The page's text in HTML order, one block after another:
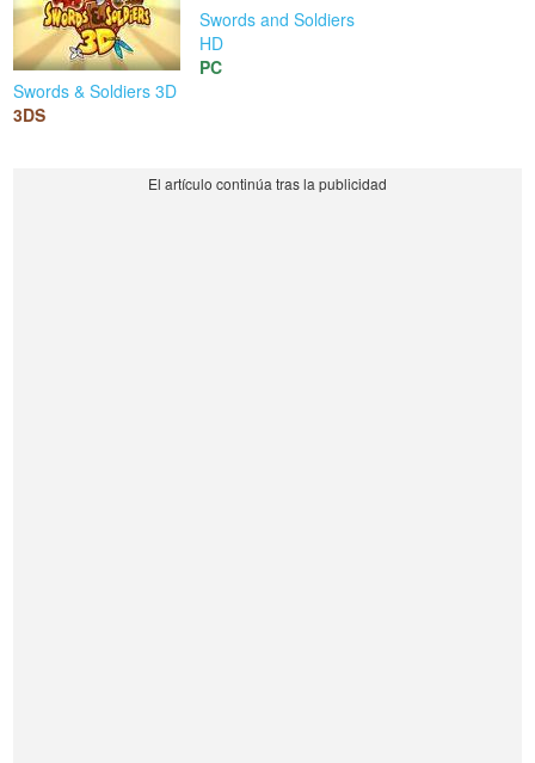
Swords & Soldiers 3D
3DS
Swords and Soldiers
HD
PC